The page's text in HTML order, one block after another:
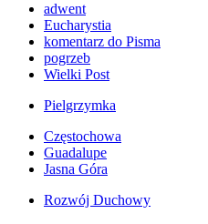
adwent
Eucharystia
komentarz do Pisma
pogrzeb
Wielki Post
Pielgrzymka
Częstochowa
Guadalupe
Jasna Góra
Rozwój Duchowy